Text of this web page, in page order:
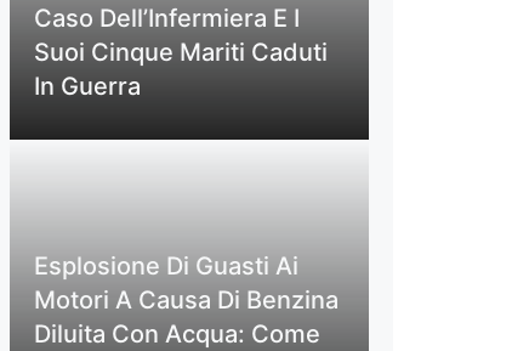
Caso Dell’Infermiera E I
Suoi Cinque Mariti Caduti
In Guerra
Esplosione Di Guasti Ai
Motori A Causa Di Benzina
Diluita Con Acqua: Come